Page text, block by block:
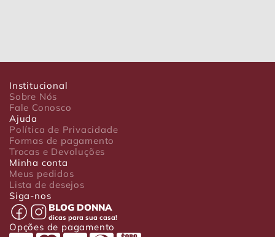
Institucional
Sobre Nós
Fale Conosco
Ajuda
Política de Privacidade
Formas de pagamento
Trocas e Devoluções
Minha conta
Meus pedidos
Lista de desejos
Siga-nos
BLOG DONNA
dicas para sua casa!
Opções de pagamento